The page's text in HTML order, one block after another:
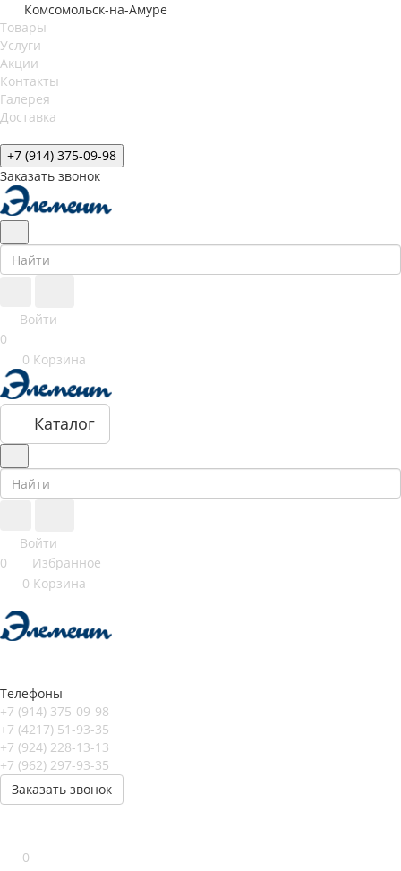
Комсомольск-на-Амуре
Товары
Услуги
Акции
Контакты
Галерея
Доставка
+7 (914) 375-09-98
Заказать звонок
Войти
0
0 Корзина
Каталог
Войти
0
Избранное
0 Корзина
Телефоны
+7 (914) 375-09-98
+7 (4217) 51-93-35
+7 (924) 228-13-13
+7 (962) 297-93-35
Заказать звонок
0